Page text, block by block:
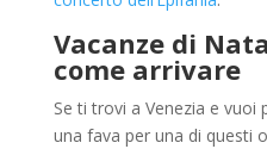
Vacanze di
come arrivare
Se ti trovi a Venezia e vuoi
una fava per una di questi